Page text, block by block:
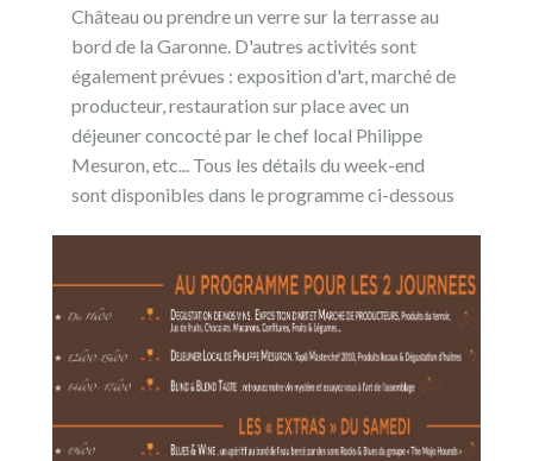
Château ou prendre un verre sur la terrasse au
bord de la Garonne. D'autres activités sont
également prévues : exposition d'art, marché de
producteur, restauration sur place avec un
déjeuner concocté par le chef local Philippe
Mesuron, etc... Tous les détails du week-end
sont disponibles dans le programme ci-dessous